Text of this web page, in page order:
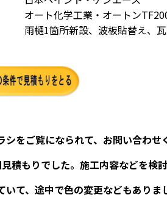
オート化学工業・オートン
雨樋1箇所新設、波板貼替え、
をご覧になられて、お問い合わせ
積もりでした。施工内容などを検
いて、途中で色の変更などもあり